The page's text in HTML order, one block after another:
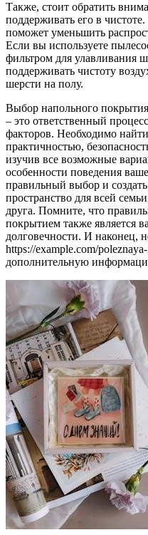
Также, стоит обратить
поддерживать его в
поможет уменьшить
Если вы используете
фильтром для улавливания
поддерживать чистоту
шерсти на полу.
Выбор напольного
– это ответственный
факторов. Необходимо
практичностью,
изучив все возможные
особенности поведения
правильный выбор и
пространство для всей
друга. Помните, что
покрытием также является
долговечности. И наконец,
https://example.com/
дополнительную